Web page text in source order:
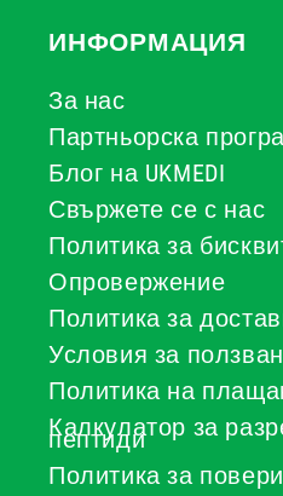
ИНФОРМАЦИЯ
За нас
Партньорска
Блог на UKMEDI
Свържете се с нас
Политика за
Опровержение
Политика за
Условия за
Политика на
Калкулатор за
пептиди
Политика за